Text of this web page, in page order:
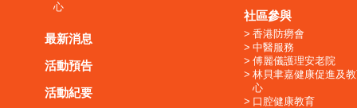
心
最新消息
活動預告
活動紀要
社區參與
香港防癆會
中醫服務
傅麗儀護理安老院
林貝聿嘉健康促進及
心
口腔健康教育